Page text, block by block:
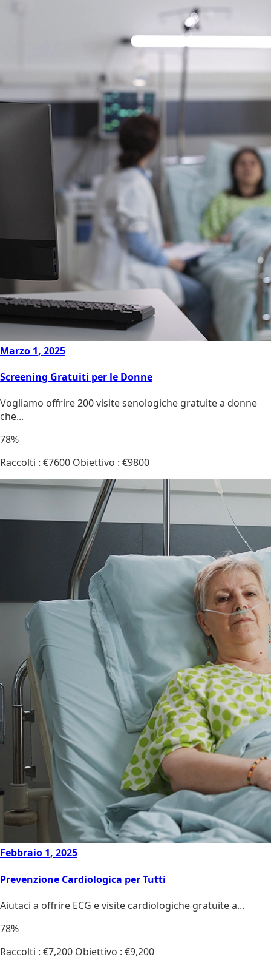
Marzo 1, 2025
Screening Gratuiti per le Donne
Vogliamo offrire 200 visite senologiche gratuite a donne
che...
78%
Raccolti : €7600 Obiettivo : €9800
Febbraio 1, 2025
Prevenzione Cardiologica per Tutti
Aiutaci a offrire ECG e visite cardiologiche gratuite a...
78%
Raccolti : €7,200 Obiettivo : €9,200